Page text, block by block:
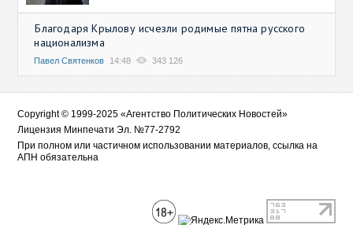
Благодаря Крылову исчезли родимые пятна русского
национализма
Павел Святенков 14:48 343 126
Copyright © 1999-2025 «Агентство Политических Новостей»
Лицензия Минпечати Эл. №77-2792
При полном или частичном использовании материалов, ссылка на
АПН обязательна